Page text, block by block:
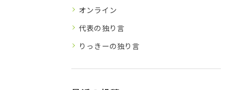
オンライン
代表の独り言
りっきーの独り言